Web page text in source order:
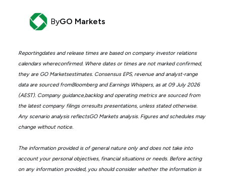
ByGO Markets
Reportingdates and release times are based on company investor relations
calendars whereconfirmed. Where dates or times are not marked confirmed,
they are GO Marketsestimates. Consensus EPS, revenue and analyst-range
data are sourced fromBloomberg and Earnings Whispers, as at 09 July 2026
(AEST). Company guidance,backlog and operating metrics are sourced from
the latest company filings orresults presentations, unless stated otherwise.
Any scenario analysis reflectsGO Markets analysis. Figures and schedules may
change without notice.
The information provided is of general nature only and does not take into
account your personal objectives, financial situations or needs. Before acting
on any information provided, you should consider whether the information is